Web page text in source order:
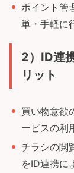
ポイント管
単・手軽に
2）ID連
リット
買い物意欲
ービスの利
チラシの閲
をID連携に